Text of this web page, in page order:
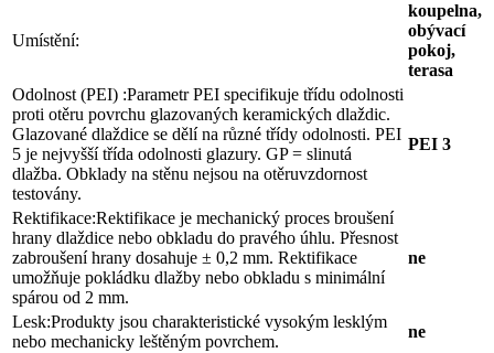
Umístění:
koupelna,
obývací
pokoj,
terasa
Odolnost (PEI) :Parametr PEI specifikuje třídu odolnosti
proti otěru povrchu glazovaných keramických dlaždic.
Glazované dlaždice se dělí na různé třídy odolnosti. PEI
5 je nejvyšší třída odolnosti glazury. GP = slinutá
dlažba. Obklady na stěnu nejsou na otěruvzdornost
testovány.
PEI 3
Rektifikace:Rektifikace je mechanický proces broušení
hrany dlaždice nebo obkladu do pravého úhlu. Přesnost
zabroušení hrany dosahuje ± 0,2 mm. Rektifikace
umožňuje pokládku dlažby nebo obkladu s minimální
spárou od 2 mm.
ne
Lesk:Produkty jsou charakteristické vysokým lesklým
nebo mechanicky leštěným povrchem.
ne